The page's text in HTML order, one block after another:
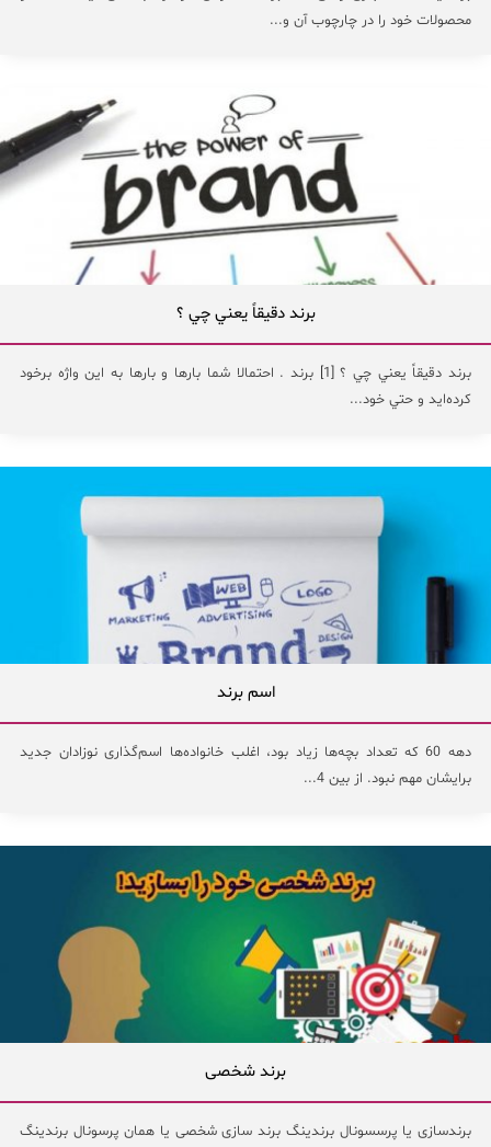
محصولات خود را در چارچوب آن و...
برند دقيقاً يعني چي ؟
برند دقيقاً يعني چي ؟ [1] برند . احتمالا شما بارها و بارها به اين واژه برخود
کرده‌ايد و حتي خود...
اسم برند
دهه 60 که تعداد بچه‌ها زیاد بود، اغلب خانواده‌ها اسم‌گذاری نوزادان جدید
برایشان مهم نبود. از بین 4...
برند شخصی
برندسازی یا پرسسونال برندینگ برند سازی شخصی یا همان پرسونال برندینگ